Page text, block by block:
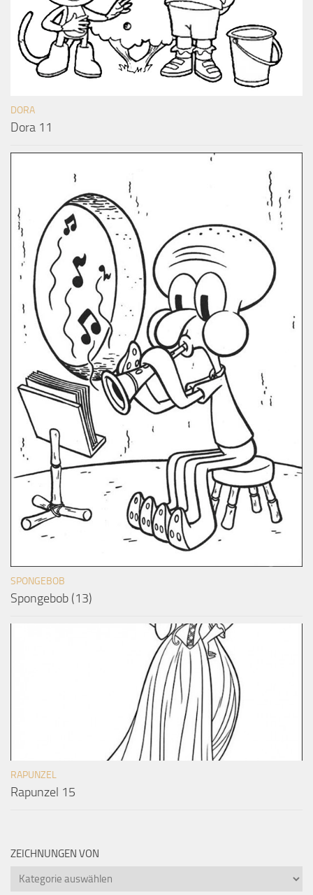
DORA
Dora 11
SPONGEBOB
Spongebob (13)
RAPUNZEL
Rapunzel 15
ZEICHNUNGEN VON
Zeichnungen